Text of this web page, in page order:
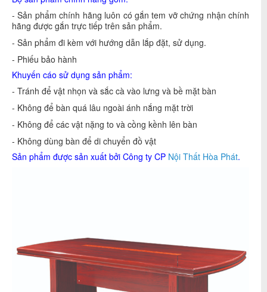
- Sản phẩm chính hãng luôn có gắn tem vỡ chứng nhận chính
hãng được gắn trực tiếp trên sản phẩm.
- Sản phẩm đi kèm với hướng dẫn lắp đặt, sử dụng.
- Phiếu bảo hành
Khuyến cáo sử dụng sản phẩm:
- Tránh để vật nhọn và sắc cà vào lưng và bề mặt bàn
- Không để bàn quá lâu ngoài ánh nắng mặt trời
- Không để các vật nặng to và cồng kềnh lên bàn
- Không dùng bàn để di chuyển đồ vật
Sản phẩm được sản xuất bởi Công ty CP Nội Thất Hòa Phát.